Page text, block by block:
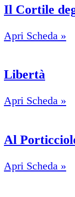
Il Cortile
Apri Scheda »
Libertà
Apri Scheda »
Al
Apri Scheda »